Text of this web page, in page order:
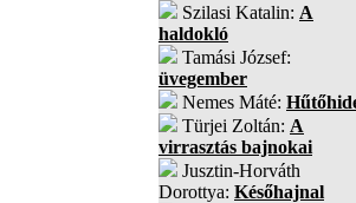
Szilasi Katalin: A
haldokló
Tamási József:
üvegember
Nemes Máté:
Türjei Zoltán: A
virrasztás bajnokai
Jusztin-Horváth
Dorottya: Későhajnal